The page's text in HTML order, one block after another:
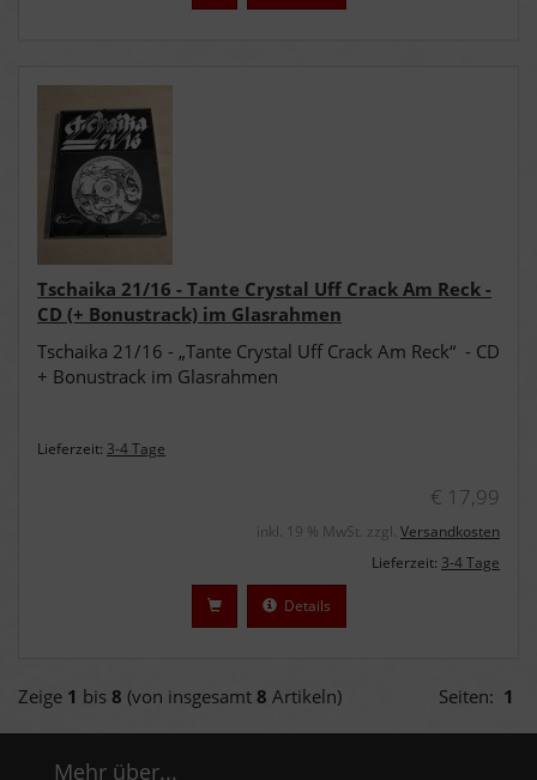
Tschaika 21/16 - Tante Crystal Uff Crack Am Reck -
CD (+ Bonustrack) im Glasrahmen
Tschaika 21/16 - „Tante Crystal Uff Crack Am Reck“ - CD
+ Bonustrack im Glasrahmen
Lieferzeit: 3-4 Tage
€ 17,99
inkl. 19 % MwSt. zzgl. Versandkosten
Lieferzeit: 3-4 Tage
Details
Zeige 1 bis 8 (von insgesamt 8 Artikeln) Seiten: 1
Mehr über...